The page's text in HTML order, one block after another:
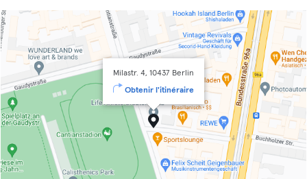
Milastr. 4, 10437 Berlin
Obtenir l'itinéraire